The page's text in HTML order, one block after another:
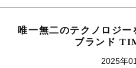
唯一無二のテクノロジ
ブランド
2025年